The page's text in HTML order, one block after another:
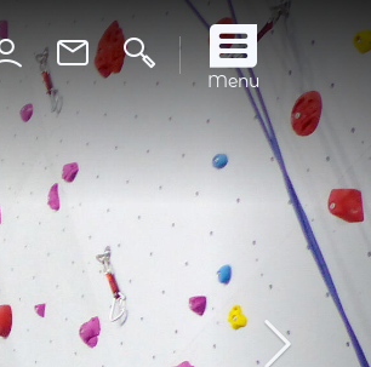
Menu